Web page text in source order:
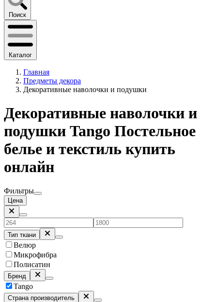
Поиск
Каталог
Главная
Предметы декора
Декоративные наволочки и подушки
Декоративные наволочки и
подушки Tango Постельное
белье и текстиль купить
онлайн
Фильтры
Цена
Тип ткани
Велюр
Микрофибра
Полисатин
Бренд
Tango
Страна производитель